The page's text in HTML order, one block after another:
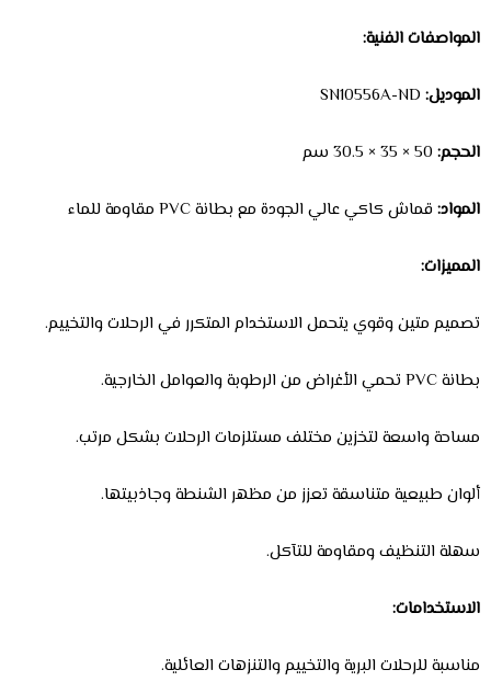
المواصفات الفنية:
الموديل:
الحجم:
المواد: قماش كاكي عالي الجودة مع بطانة PVC مقاومة للماء
المميزات:
تصميم متين وقوي يتحمل الاستخدام المتكرر في الرحلات والتخييم.
بطانة PVC تحمي الأغراض من الرطوبة والعوامل الخارجية.
مساحة واسعة لتخزين مختلف مستلزمات الرحلات بشكل مرتب.
ألوان طبيعية متناسقة تعزز من مظهر الشنطة وجاذبيتها.
سهلة التنظيف ومقاومة للتآكل.
الاستخدامات:
مناسبة للرحلات البرية والتخييم والتنزهات العائلية.